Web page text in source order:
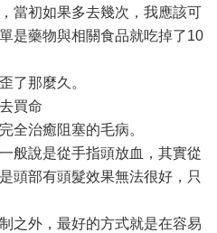
當初如果多去幾次，我應該可
是藥物與相關食品就吃掉了10
了那麼久。
買命
全治癒阻塞的毛病。
般說是從手指頭放血，其實從
頭部有頭髮效果無法很好，只
之外，最好的方式就是在容易